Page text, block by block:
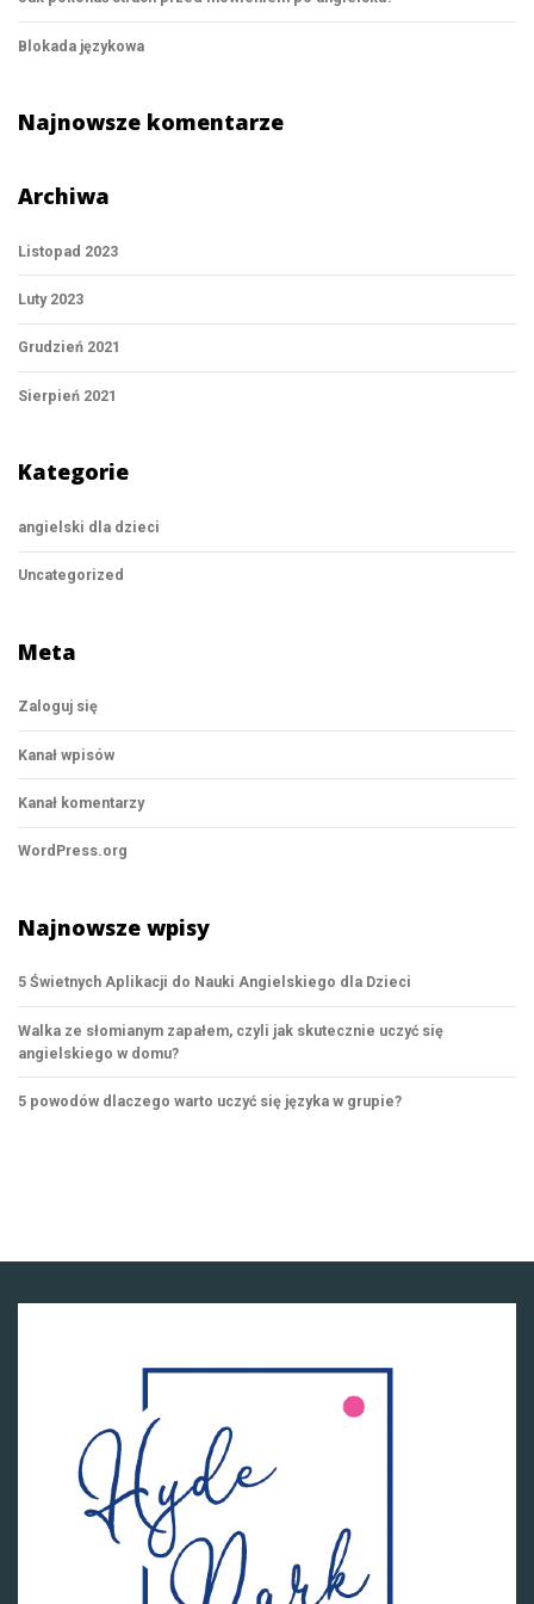
Blokada językowa
Najnowsze komentarze
Archiwa
Listopad 2023
Luty 2023
Grudzień 2021
Sierpień 2021
Kategorie
angielski dla dzieci
Uncategorized
Meta
Zaloguj się
Kanał wpisów
Kanał komentarzy
WordPress.org
Najnowsze wpisy
5 Świetnych Aplikacji do Nauki Angielskiego dla Dzieci
Walka ze słomianym zapałem, czyli jak skutecznie uczyć się
angielskiego w domu?
5 powodów dlaczego warto uczyć się języka w grupie?